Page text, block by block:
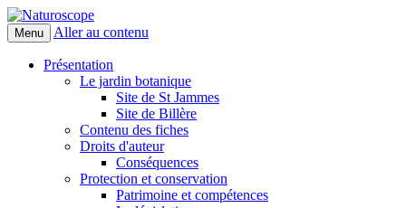
Naturoscope
Menu Aller au contenu
Présentation
Le jardin botanique
Site de St Jammes
Site de Billère
Contenu des fiches
Droits d'auteur
Conséquences
Protection et conservation
Patrimoine et compétences